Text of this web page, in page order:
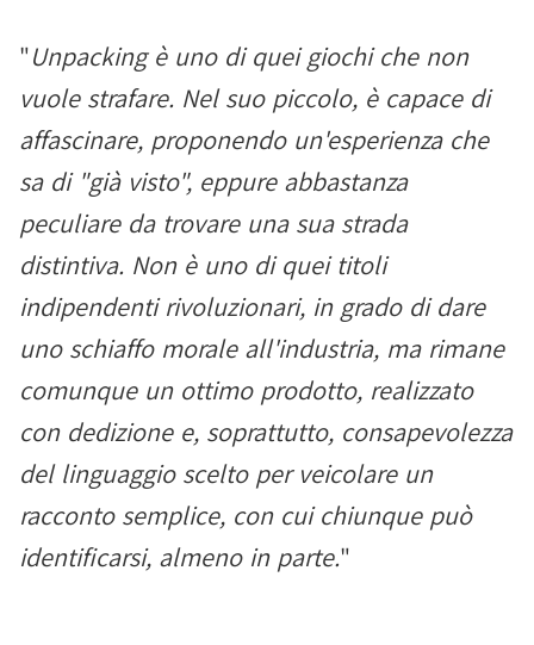
"Unpacking è uno di quei giochi che non
vuole strafare. Nel suo piccolo, è capace di
affascinare, proponendo un'esperienza che
sa di "già visto", eppure abbastanza
peculiare da trovare una sua strada
distintiva. Non è uno di quei titoli
indipendenti rivoluzionari, in grado di dare
uno schiaffo morale all'industria, ma rimane
comunque un ottimo prodotto, realizzato
con dedizione e, soprattutto, consapevolezza
del linguaggio scelto per veicolare un
racconto semplice, con cui chiunque può
identificarsi, almeno in parte."